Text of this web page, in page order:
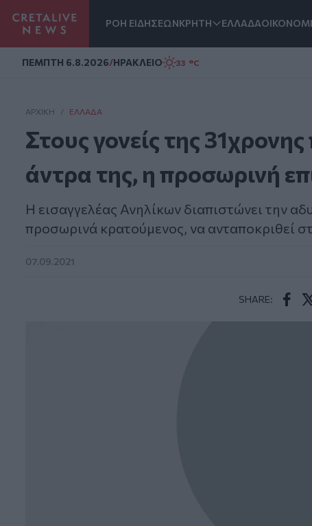
ΡΟΗ ΕΙΔΗΣΕΩΝΚΡΗΤΗ ΕΛΛΑΔΑ
ΠΕΜΠΤΗ 6.8.2026/ΗΡΑΚΛΕΙΟ 33 °C
ΑΡΧΙΚΗ / ΕΛΛΆΔΑ
Στους γονείς της
άντρα της, η προσωρινή
Η εισαγγελέας Ανηλίκων διαπιστώνει την
προσωρινά κρατούμενος, να ανταποκριθεί
07.09.2021
SHARE: